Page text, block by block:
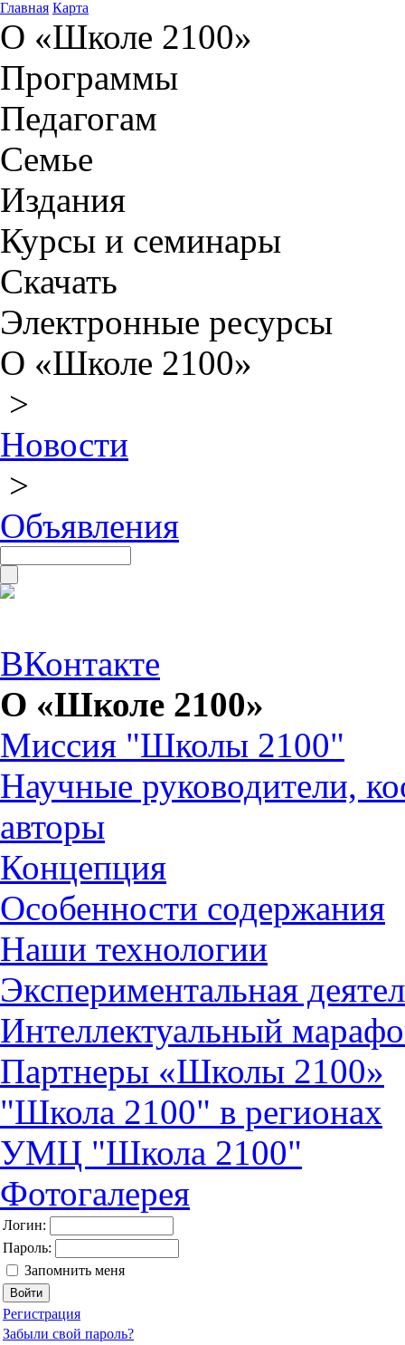
Главная Карта
О «Школе 2100»
Программы
Педагогам
Семье
Издания
Курсы и семинары
Скачать
Электронные ресурсы
О «Школе 2100»
>
Новости
>
Объявления
ВКонтакте
О «Школе 2100»
Миссия "Школы 2100"
Научные руководители,
авторы
Концепция
Особенности содержания
Наши технологии
Экспериментальная
Интеллектуальный
Партнеры «Школы 2100»
"Школа 2100" в регионах
УМЦ "Школа 2100"
Фотогалерея
Логин:
Пароль:
Запомнить меня
Регистрация
Забыли свой пароль?